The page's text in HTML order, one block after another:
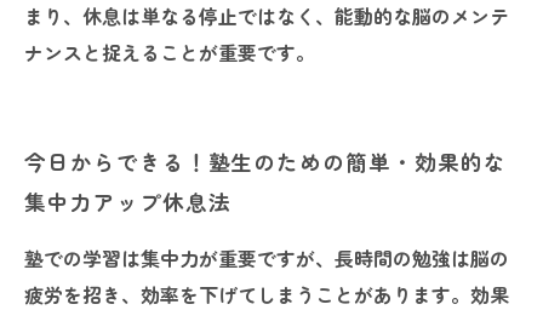
まり、休息は単なる停止ではなく、能動的な脳のメンテ
ナンスと捉えることが重要です。
今日からできる！塾生のための簡単・効果的な
集中力アップ休息法
塾での学習は集中力が重要ですが、長時間の勉強は脳の
疲労を招き、効率を下げてしまうことがあります。効果